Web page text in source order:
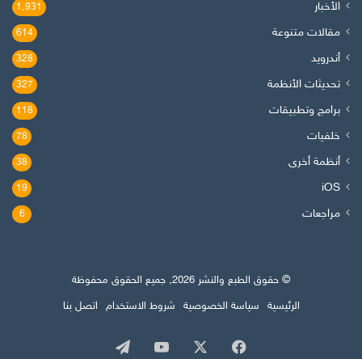
الأخبار 1٬931
مقالات متنوعة 614
أندرويد 328
تحديثات الأنظمة 327
برامج وتطبيقات 118
خلفيات 78
أنظمة أخرى 38
iOS
19
مراجعات 6
© حقوق الطبع والنشر 2026, جميع الحقوق محفوظة
الرئيسية
سياسة الخصوصية شروط الاستخدام اتصل بنا
فيسبوك ‫YouTube